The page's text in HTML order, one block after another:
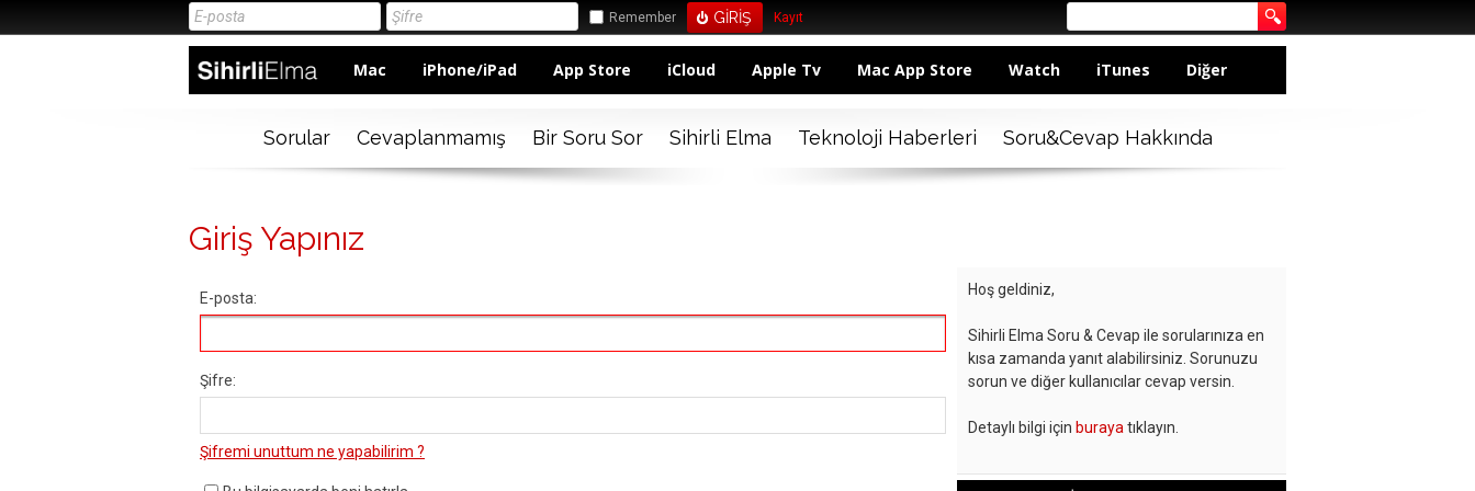
Remember Kayıt
Mac iPhone/iPad App Store iCloud Apple Tv Mac App Store Watch iTunes Diğer
Sorular Cevaplanmamış Bir Soru Sor Sihirli Elma Teknoloji Haberleri Soru&Cevap Hakkında
Giriş Yapınız
E-posta:
Şifre:
Şifremi unuttum ne yapabilirim ?
Hoş geldiniz,
Sihirli Elma Soru & Cevap ile sorularınıza en
kısa zamanda yanıt alabilirsiniz. Sorunuzu
sorun ve diğer kullanıcılar cevap versin.
Detaylı bilgi için buraya tıklayın.